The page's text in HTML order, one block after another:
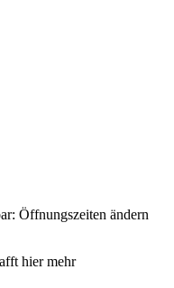
Öffnungszeiten ändern
hier mehr